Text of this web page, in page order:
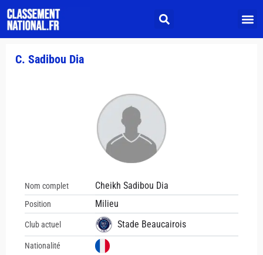
C. Sadibou Dia
Nom complet Cheikh Sadibou Dia
Position Milieu
Club actuel Stade Beaucairois
Nationalité